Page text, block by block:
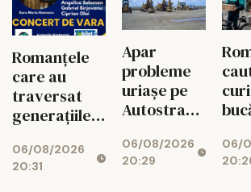
Romanțele
care au
traversat
generațiile
06/08/2026
20:31
Apar
probleme
uriașe pe
Autostrada
Finanțarea
SAFE, în
06/08/2026
20:29
06/